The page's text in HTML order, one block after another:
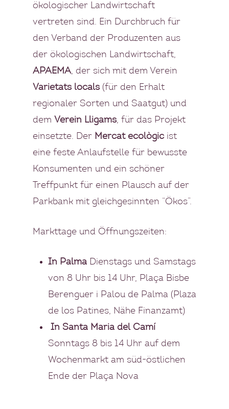
ökologischer Landwirtschaft
vertreten sind. Ein Durchbruch für
den Verband der Produzenten aus
der ökologischen Landwirtschaft,
APAEMA, der sich mit dem Verein
Varietats locals (für den Erhalt
regionaler Sorten und Saatgut) und
dem Verein Lligams, für das Projekt
einsetzte. Der Mercat ecològicist
eine feste Anlaufstelle für bewusste
Konsumenten und ein schöner
Treffpunkt für einen Plausch auf der
Parkbank mit gleichgesinnten “Ökos”.
Markttage und Öffnungszeiten:
In Palma Dienstags und Samstags
von 8 Uhr bis 14 Uhr, Plaça Bisbe
Berenguer i Palou de Palma (Plaza
de los Patines, Nähe Finanzamt)
In Santa Maria del Camí
Sonntags 8 bis 14 Uhr auf dem
Wochenmarkt am süd-östlichen
Ende der Plaça Nova